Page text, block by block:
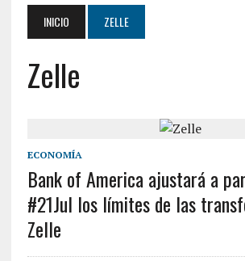
INICIO ZELLE
Zelle
ECONOMÍA
Bank of America ajustará a
#21Jul los límites de las
Zelle